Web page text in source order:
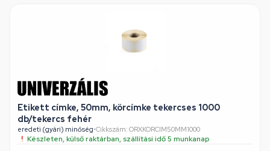
Etikett címke, 50mm, körcímke tekercses 1000
db/tekercs fehér
eredeti (gyári) minőség•Cikkszám: ORXKORCIM50MM1000
Készleten, külső raktárban, szállítási idő 5 munkanap